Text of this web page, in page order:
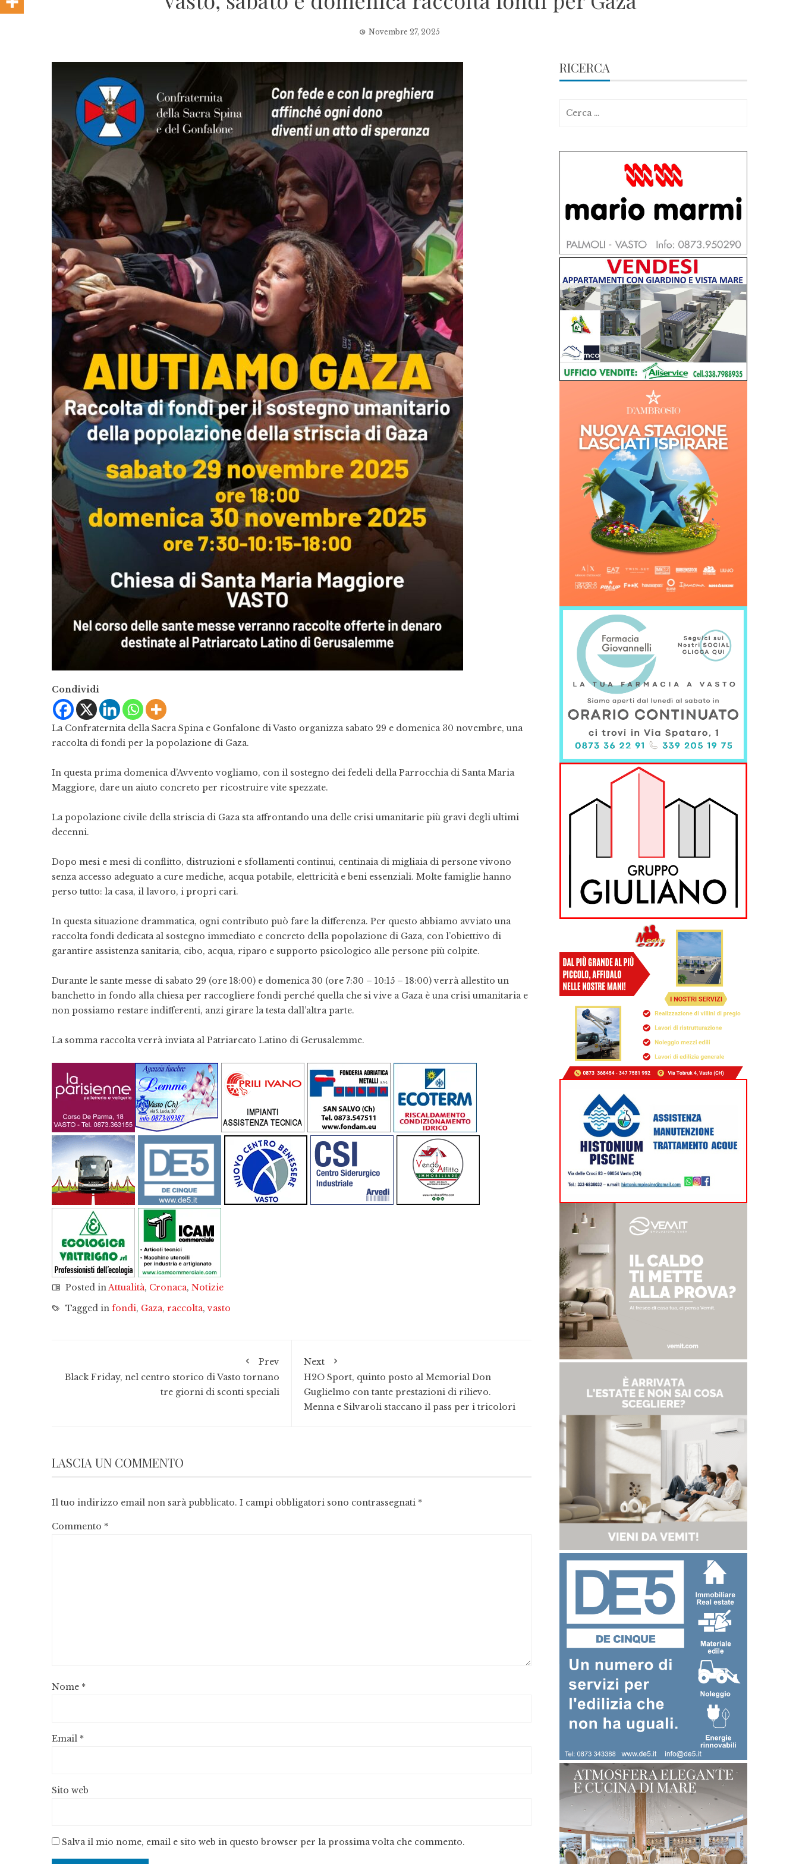
Novembre 27, 2025
Condividi
La Confraternita della Sacra Spina e Gonfalone di Vasto organizza sabato 29 e domenica 30 novembre, una
raccolta di fondi per la popolazione di Gaza.
In questa prima domenica d’Avvento vogliamo, con il sostegno dei fedeli della Parrocchia di Santa Maria
Maggiore, dare un aiuto concreto per ricostruire vite spezzate.
La popolazione civile della striscia di Gaza sta affrontando una delle crisi umanitarie più gravi degli ultimi
decenni.
Dopo mesi e mesi di conflitto, distruzioni e sfollamenti continui, centinaia di migliaia di persone vivono
senza accesso adeguato a cure mediche, acqua potabile, elettricità e beni essenziali. Molte famiglie hanno
perso tutto: la casa, il lavoro, i propri cari.
In questa situazione drammatica, ogni contributo può fare la differenza. Per questo abbiamo avviato una
raccolta fondi dedicata al sostegno immediato e concreto della popolazione di Gaza, con l’obiettivo di
garantire assistenza sanitaria, cibo, acqua, riparo e supporto psicologico alle persone più colpite.
Durante le sante messe di sabato 29 (ore 18:00) e domenica 30 (ore 7:30 – 10:15 – 18:00) verrà allestito un
banchetto in fondo alla chiesa per raccogliere fondi perché quella che si vive a Gaza è una crisi umanitaria e
non possiamo restare indifferenti, anzi girare la testa dall’altra parte.
La somma raccolta verrà inviata al Patriarcato Latino di Gerusalemme.
Posted inAttualità, Cronaca, Notizie
Tagged in fondi, Gaza, raccolta,vasto
Prev
Black Friday, nel centro storico di Vasto tornano
tre giorni di sconti speciali
Next
H2O Sport, quinto posto al Memorial Don
Guglielmo con tante prestazioni di rilievo.
Menna e Silvaroli staccano il pass per i tricolori
LASCIA UN COMMENTO
Il tuo indirizzo email non sarà pubblicato. I campi obbligatori sono contrassegnati *
Commento *
Nome *
Email *
Sito web
Salva il mio nome, email e sito web in questo browser per la prossima volta che commento.
RICERCA